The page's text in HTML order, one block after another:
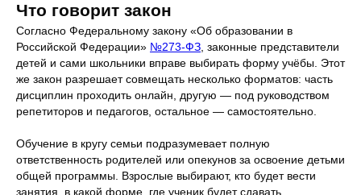
Что говорит закон
Согласно Федеральному закону «Об образовании в
Российской Федерации» №273-ФЗ , законные представители
детей и сами школьники вправе выбирать форму учёбы. Этот
же закон разрешает совмещать несколько форматов: часть
дисциплин проходить онлайн, другую — под руководством
репетиторов и педагогов, остальное — самостоятельно.
Обучение в кругу семьи подразумевает полную
ответственность родителей или опекунов за освоение детьми
общей программы. Взрослые выбирают, кто будет вести
занятия, в какой форме, где ученик будет сдавать